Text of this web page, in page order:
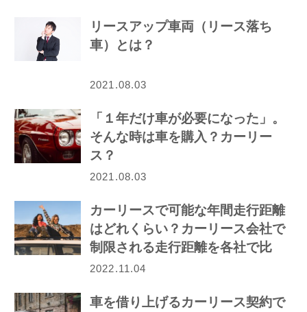
リースアップ車両（リース落ち
車）とは？
2021.08.03
「１年だけ車が必要になった」。
そんな時は車を購入？カーリー
ス？
2021.08.03
カーリースで可能な年間走行距離
はどれくらい？カーリース会社で
制限される走行距離を各社で比
較！
2022.11.04
車を借り上げるカーリース契約で